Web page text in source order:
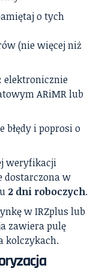
o tych
(nie więcej niż
elektronicznie
ARiMR lub
błędy i poprosi o
weryfikacji
dostarczona w
2 dni roboczych.
w IRZplus lub
zawiera pulę
kolczykach.